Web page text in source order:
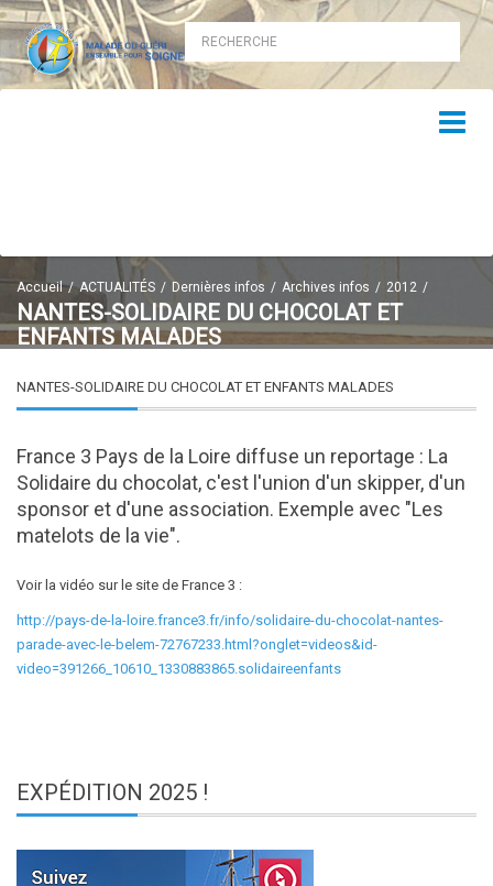
Accueil ACTUALITÉS Dernières infos Archives infos 2012
NANTES-SOLIDAIRE DU CHOCOLAT ET
ENFANTS MALADES
NANTES-SOLIDAIRE DU CHOCOLAT ET ENFANTS MALADES
France 3 Pays de la Loire diffuse un reportage : La
Solidaire du chocolat, c'est l'union d'un skipper, d'un
sponsor et d'une association. Exemple avec "Les
matelots de la vie".
Voir la vidéo sur le site de France 3 :
http://pays-de-la-loire.france3.fr/info/solidaire-du-chocolat-nantes-
parade-avec-le-belem-72767233.html?onglet=videos&id-
video=391266_10610_1330883865.solidaireenfants
EXPÉDITION 2025 !